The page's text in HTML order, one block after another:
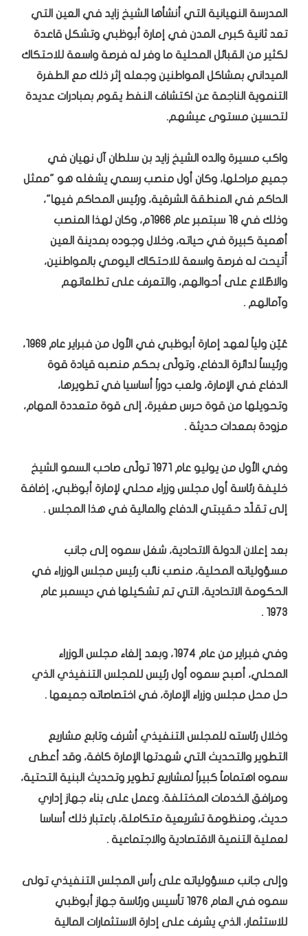
المدرسة النهيانية التي أنشأها الشيخ زايد في العين التي
تعد ثانية كبرى المدن في إمارة أبوظبي وتشكل قاعدة
لكثير من القبائل المحلية ما وفر له فرصة واسعة للاحتكاك
الميداني بمشاكل المواطنين وجعله إثر ذلك مع الطفرة
التنموية الناجمة عن اكتشاف النفط يقوم بمبادرات عديدة
لتحسين مستوى عيشهم.
واكب مسيرة والده الشيخ زايد بن سلطان آل نهيان في
جميع مراحلها، وكان أول منصب رسمي يشغله هو "ممثل
الحاكم في المنطقة الشرقية، ورئيس المحاكم فيها"،
وذلك في 18 سبتمبر عام 1966م، وكان لهذا المنصب
أهمية كبيرة في حياته، وخلال وجوده بمدينة العين
أُتيحت له فرصة واسعة للاحتكاك اليومي بالمواطنين،
والاطّلاع على أحوالهم، والتعرف على تطلعاتهم
وآمالهم .
عُيّن ولياً لعهد إمارة أبوظبي في الأول من فبراير عام 1969،
ورئيساً لدائرة الدفاع، وتولّى بحكم منصبه قيادة قوة
الدفاع في الإمارة، ولعب دوراً أساسيا في تطويرها،
وتحويلها من قوة حرس صغيرة، إلى قوة متعددة المهام،
مزودة بمعدات حديثة .
وفي الأول من يوليو عام 1971 تولّى صاحب السمو الشيخ
خليفة رئاسة أول مجلس وزراء محلي لإمارة أبوظبي، إضافة
إلى تقلّد حقيبتي الدفاع والمالية في هذا المجلس .
بعد إعلان الدولة الاتحادية، شغل سموه إلى جانب
مسؤولياته المحلية، منصب نائب رئيس مجلس الوزراء في
الحكومة الاتحادية، التي تم تشكيلها في ديسمبر عام
1973 .
وفي فبراير من عام 1974، وبعد إلغاء مجلس الوزراء
المحلي، أصبح سموه أول رئيس للمجلس التنفيذي الذي
حل محل مجلس وزراء الإمارة، في اختصاصاته جميعها .
وخلال رئاسته للمجلس التنفيذي أشرف وتابع مشاريع
التطوير والتحديث التي شهدتها الإمارة كافة، وقد أعطى
سموه اهتماماً كبيراً لمشاريع تطوير وتحديث البنية التحتية،
ومرافق الخدمات المختلفة. وعمل على بناء جهاز إداري
حديث، ومنظومة تشريعية متكاملة، باعتبار ذلك أساسا
لعملية التنمية الاقتصادية والاجتماعية .
وإلى جانب مسؤولياته على رأس المجلس التنفيذي تولى
سموه في العام 1976 تأسيس ورئاسة جهاز أبوظبي
للاستثمار، الذي يشرف على إدارة الاستثمارات المالية